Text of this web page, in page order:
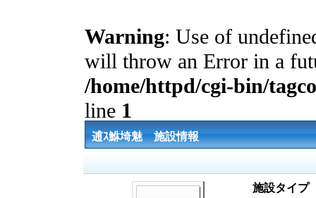
Warning: Use of
will throw an Error in a
/home/httpd/cgi-bin/
line 1
逋ｽ鮴埼魅 施設情報
施設タイプ